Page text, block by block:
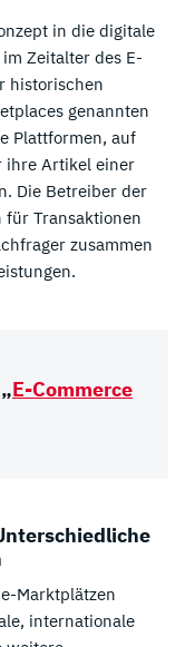
in die digitale
Zeitalter des E-
historischen
genannten
Plattformen, auf
ihre Artikel einer
Die Betreiber der
für Transaktionen
zusammen
E-Commerce
Marktplätzen
internationale